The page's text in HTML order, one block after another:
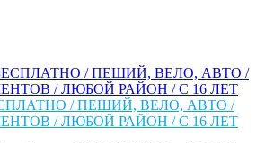
/ ПЕШИЙ, ВЕЛО, АВТО /
/ ЛЮБОЙ РАЙОН / С 16 ЛЕТ